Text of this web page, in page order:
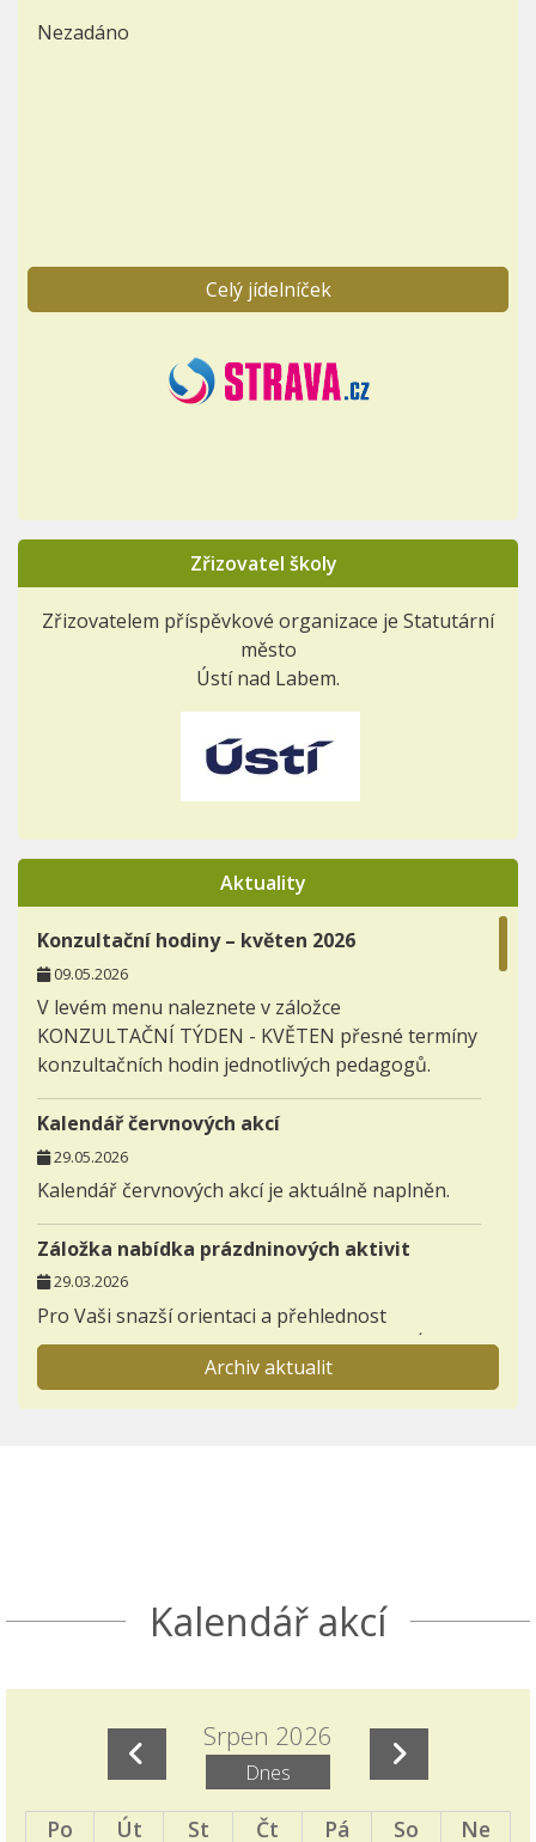
Nezadáno
Celý jídelníček
Zřizovatel školy
Zřizovatelem příspěvkové organizace je Statutární
město
Ústí nad Labem.
Aktuality
Konzultační hodiny – květen 2026
09.05.2026
V levém menu naleznete v záložce
KONZULTAČNÍ TÝDEN - KVĚTEN přesné termíny
konzultačních hodin jednotlivých pedagogů.
Kalendář červnových akcí
29.05.2026
Kalendář červnových akcí je aktuálně naplněn.
Záložka nabídka prázdninových aktivit
29.03.2026
Pro Vaši snazší orientaci a přehlednost
zakládáme novou záložku AKTIVITY - NABÍDKA
PRÁZDNINOVÝCH AKTIVIT.
Seznamte se s akcemi den otevřených dveří a
Škola nanečisto.
Termíny akcí aktuálně doplněných do ročního
Naleznete v ročním plánu školy a samostatném
příspěvku v blogu školy.
Archiv aktualit
Kalendář akcí
Srpen 2026
Dnes
Po Út St Čt Pá So
Ne